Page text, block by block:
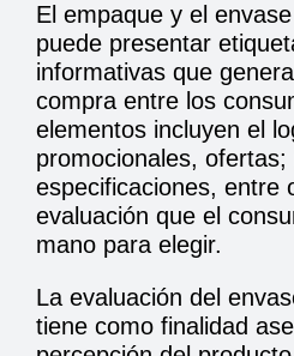
El empaque y el
puede presentar
informativas que
compra entre los
elementos incluyen el
promocionales,
especificaciones, entre
evaluación que el
mano para elegir.
La evaluación del
tiene como finalidad